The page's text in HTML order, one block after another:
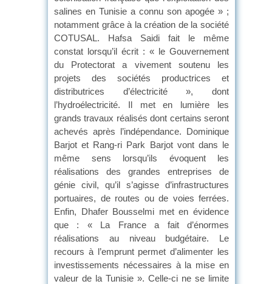
salines en Tunisie a connu son apogée » ;
notamment grâce à la création de la société
COTUSAL. Hafsa Saidi fait le même
constat lorsqu’il écrit : « le Gouvernement
du Protectorat a vivement soutenu les
projets des sociétés productrices et
distributrices d’électricité », dont
l’hydroélectricité. Il met en lumière les
grands travaux réalisés dont certains seront
achevés après l’indépendance. Dominique
Barjot et Rang-ri Park Barjot vont dans le
même sens lorsqu’ils évoquent les
réalisations des grandes entreprises de
génie civil, qu’il s’agisse d’infrastructures
portuaires, de routes ou de voies ferrées.
Enfin, Dhafer Bousselmi met en évidence
que : « La France a fait d’énormes
réalisations au niveau budgétaire. Le
recours à l’emprunt permet d’alimenter les
investissements nécessaires à la mise en
valeur de la Tunisie ». Celle-ci ne se limite